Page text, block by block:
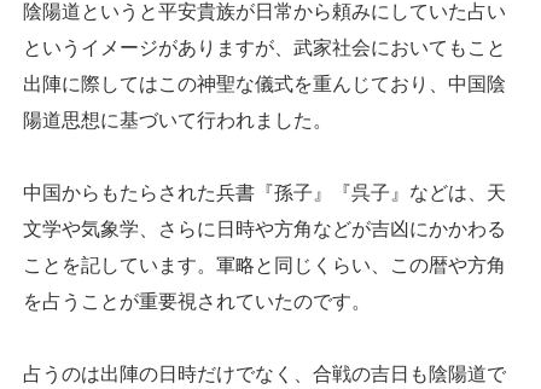
陰陽道というと平安貴族が日常から頼みにしていた占い
というイメージがありますが、武家社会においてもこと
出陣に際してはこの神聖な儀式を重んじており、中国陰
陽道思想に基づいて行われました。
中国からもたらされた兵書『孫子』『呉子』などは、天
文学や気象学、さらに日時や方角などが吉凶にかかわる
ことを記しています。軍略と同じくらい、この暦や方角
を占うことが重要視されていたのです。
占うのは出陣の日時だけでなく、合戦の吉日も陰陽道で